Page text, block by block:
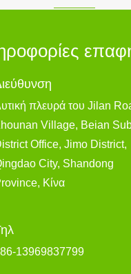
πλευρά του Jilan
Village, Beian
Office, Jimo District,
City, Shandong
Κίνα
13969837799